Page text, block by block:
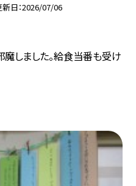
新日 2026/07/06
しました。給食当番も受け